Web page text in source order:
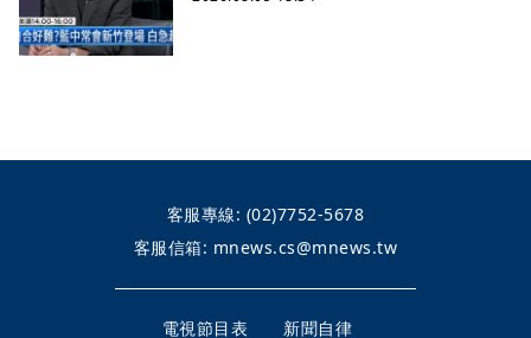
客服專線: (02)7752-5678
客服信箱: mnews.cs@mnews.tw
電視節目表 新聞自律